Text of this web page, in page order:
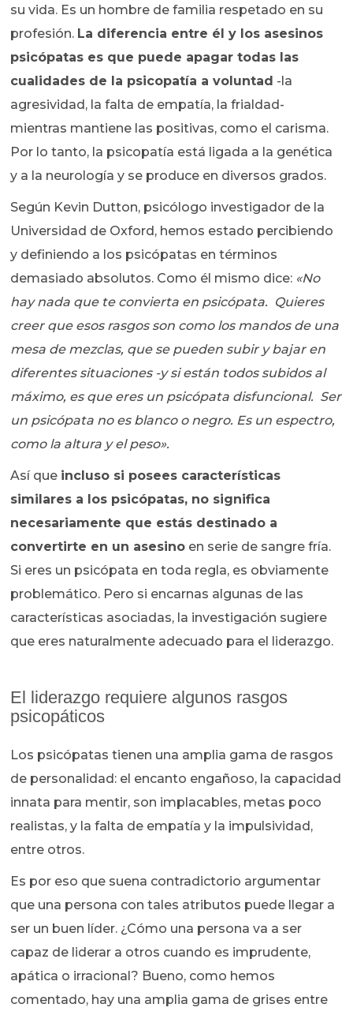
su vida. Es un hombre de familia respetado en su
profesión. La diferencia entre él y los asesinos
psicópatas es que puede apagar todas las
cualidades de la psicopatía a voluntad -la
agresividad, la falta de empatía, la frialdad-
mientras mantiene las positivas, como el carisma.
Por lo tanto, la psicopatía está ligada a la genética
y a la neurología y se produce en diversos grados.
Según Kevin Dutton, psicólogo investigador de la
Universidad de Oxford, hemos estado percibiendo
y definiendo a los psicópatas en términos
demasiado absolutos. Como él mismo dice: «No
hay nada que te convierta en psicópata. Quieres
creer que esos rasgos son como los mandos de una
mesa de mezclas, que se pueden subir y bajar en
diferentes situaciones -y si están todos subidos al
máximo, es que eres un psicópata disfuncional. Ser
un psicópata no es blanco o negro. Es un espectro,
como la altura y el peso».
Así que incluso si posees características
similares a los psicópatas, no significa
necesariamente que estás destinado a
convertirte en un asesino en serie de sangre fría.
Si eres un psicópata en toda regla, es obviamente
problemático. Pero si encarnas algunas de las
características asociadas, la investigación sugiere
que eres naturalmente adecuado para el liderazgo.
El liderazgo requiere algunos rasgos
psicopáticos
Los psicópatas tienen una amplia gama de rasgos
de personalidad: el encanto engañoso, la capacidad
innata para mentir, son implacables, metas poco
realistas, y la falta de empatía y la impulsividad,
entre otros.
Es por eso que suena contradictorio argumentar
que una persona con tales atributos puede llegar a
ser un buen líder. ¿Cómo una persona va a ser
capaz de liderar a otros cuando es imprudente,
apática o irracional? Bueno, como hemos
comentado, hay una amplia gama de grises entre